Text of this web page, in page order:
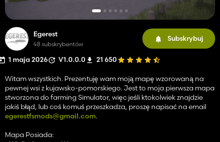
Egerest
48 subskrybentów
Subskrybuj
1 maja 2026 V1.0.0.0 21 650
Witam wszystkich. Prezentuję wam moją mapę wzorowaną na
pewnej wsi z kujawsko-pomorskiego. Jest to moja pierwsza mapa
stworzona do farming Simulator, więc jeśli ktokolwiek znajdzie
jakiś błąd, lub coś komuś przeszkadza, proszę napisać na email
egerestfsmods@gmail.com.
Mapa Posiada: